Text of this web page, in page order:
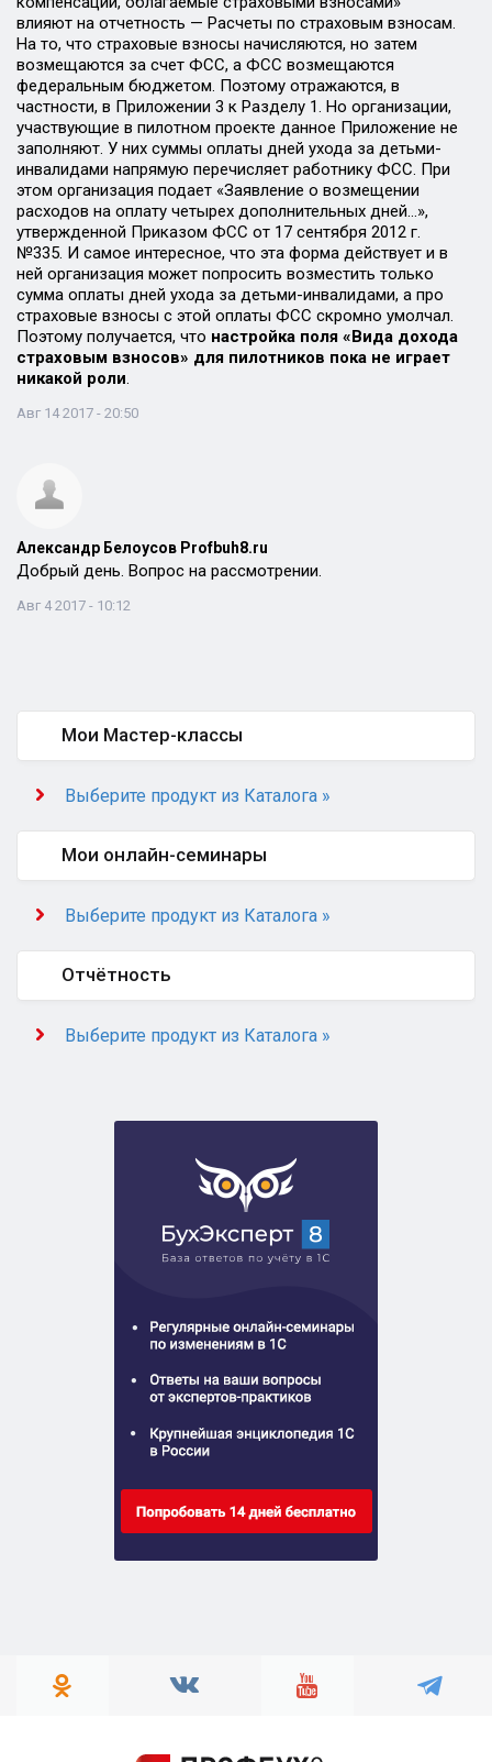
влияют на отчетность — Расчеты по страховым взносам.
На то, что страховые взносы начисляются, но затем
возмещаются за счет ФСС, а ФСС возмещаются
федеральным бюджетом. Поэтому отражаются, в
частности, в Приложении 3 к Разделу 1. Но организации,
участвующие в пилотном проекте данное Приложение не
заполняют. У них суммы оплаты дней ухода за детьми-
инвалидами напрямую перечисляет работнику ФСС. При
этом организация подает «Заявление о возмещении
расходов на оплату четырех дополнительных дней…»,
утвержденной Приказом ФСС от 17 сентября 2012 г.
№335. И самое интересное, что эта форма действует и в
ней организация может попросить возместить только
сумма оплаты дней ухода за детьми-инвалидами, а про
страховые взносы с этой оплаты ФСС скромно умолчал.
Поэтому получается, что настройка поля «Вида дохода
страховым взносов» для пилотников пока не играет
никакой роли.
Авг 14 2017 - 20:50
Александр Белоусов Profbuh8.ru
Добрый день. Вопрос на рассмотрении.
Авг 4 2017 - 10:12
Мои Мастер-классы
Выберите продукт из Каталога »
Мои онлайн-семинары
Выберите продукт из Каталога »
Отчётность
Выберите продукт из Каталога »